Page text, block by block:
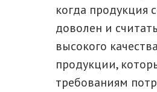
когда продукция
доволен и
высокого
продукции,
требованиям